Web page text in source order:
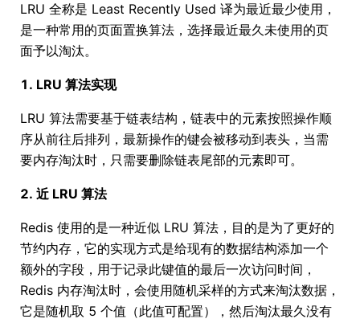
LRU 全称是 Least Recently Used 译为最近最少使用，
是一种常用的页面置换算法，选择最近最久未使用的页
面予以淘汰。
1. LRU 算法实现
LRU 算法需要基于链表结构，链表中的元素按照操作顺
序从前往后排列，最新操作的键会被移动到表头，当需
要内存淘汰时，只需要删除链表尾部的元素即可。
2. 近 LRU 算法
Redis 使用的是一种近似 LRU 算法，目的是为了更好的
节约内存，它的实现方式是给现有的数据结构添加一个
额外的字段，用于记录此键值的最后一次访问时间，
Redis 内存淘汰时，会使用随机采样的方式来淘汰数据，
它是随机取 5 个值（此值可配置），然后淘汰最久没有